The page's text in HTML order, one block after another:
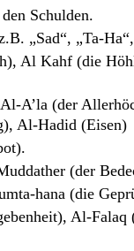
Schulden.
„Sad“, „Ta-
Al Kahf (die
A’la (der
Al-Hadid (Eisen)
(der
hana (die
Al-